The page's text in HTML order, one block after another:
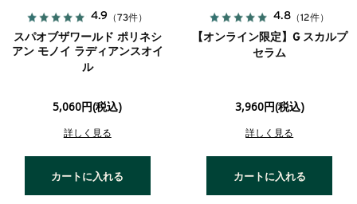
4.9 （73件）
スパオブザワールド ポリネシ
アン モノイ ラディアンスオイ
ル
5,060円(税込)
詳しく見る
カートに入れる
4.8 （12件）
【オンライン限定】G スカルプ
セラム
3,960円(税込)
詳しく見る
カートに入れる